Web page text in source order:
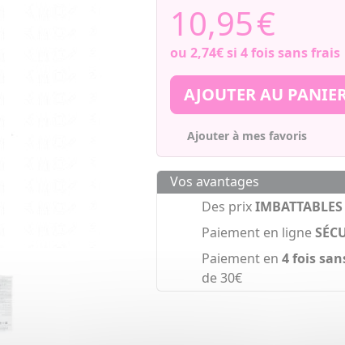
10,95€
ou 2,74€si 4 fois sans frais
AJOUTER AU
Ajouter à mes favoris
Vos avantages
Des prixIMBATTABLES
Paiement en ligne
Paiement en 4 fois
de 30€